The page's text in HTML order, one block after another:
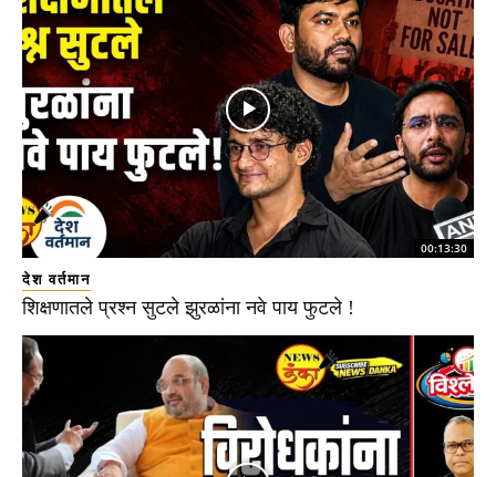
00:13:30
देश वर्तमान
शिक्षणातले प्रश्न सुटले झुरळांना नवे पाय फुटले !